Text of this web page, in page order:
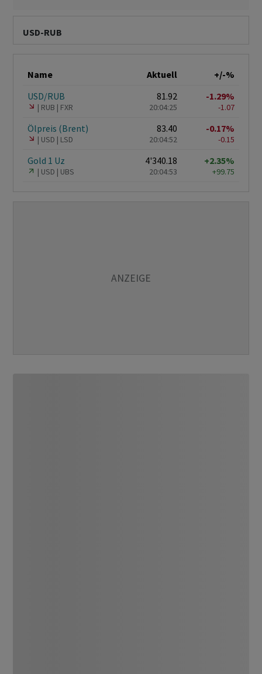
USD-RUB
Name Aktuell
+/-%
USD/RUB
RUB FXR
81.92
20:04:25
-1.29%
-1.07
Ölpreis (Brent)
USD LSD
83.40
20:04:52
-0.17%
-0.15
Gold 1 Uz
USD UBS
4'340.18
20:04:53
+2.35%
+99.75